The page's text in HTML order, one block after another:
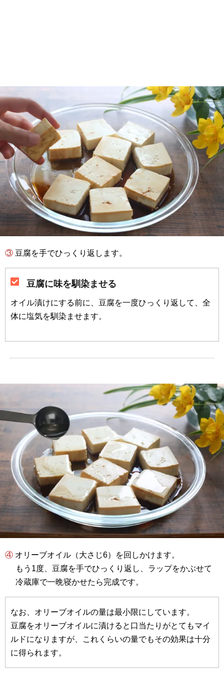
③ 豆腐を手でひっくり返します。
豆腐に味を馴染ませる
オイル漬けにする前に、豆腐を一度ひっくり返して、全
体に塩気を馴染ませます。
④ オリーブオイル（大さじ6）を回しかけます。
もう1度、豆腐を手でひっくり返し、ラップをかぶせて
冷蔵庫で一晩寝かせたら完成です。
なお、オリーブオイルの量は最小限にしています。
豆腐をオリーブオイルに漬けると口当たりがとてもマイ
ルドになりますが、これくらいの量でもその効果は十分
に得られます。